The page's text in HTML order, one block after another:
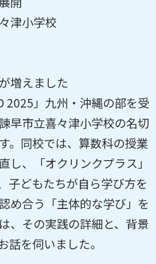
津小学校
増えました
2025」九州・沖縄の部を受
早市立喜々津小学校の名切
。同校では、算数科の授業
し、「オクリンクプラス」
子どもたちが自ら学び方を
め合う「主体的な学び」を
、その実践の詳細と、背景
話を伺いました。